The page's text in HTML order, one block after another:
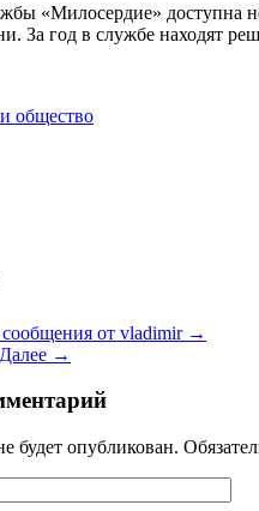
«Милосердие» доступна
За год в службе находят
общество
от vladimir →
Далее →
будет опубликован.